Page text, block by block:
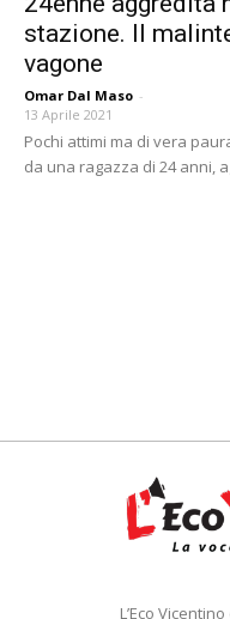
stazione. Il
vagone
Omar Dal Maso -
13 Aprile 2021
Pochi attimi ma di vera
da una ragazza di 24 anni,
L’Eco